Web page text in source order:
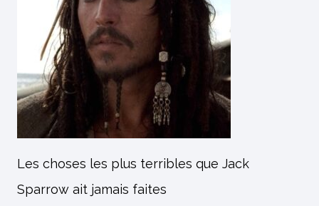
Les choses les plus terribles que Jack
Sparrow ait jamais faites